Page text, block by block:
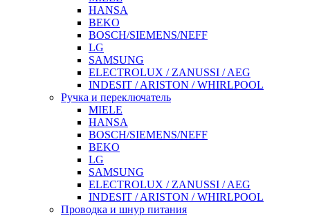
HANSA
BEKO
BOSCH/SIEMENS/NEFF
LG
SAMSUNG
ELECTROLUX / ZANUSSI / AEG
INDESIT / ARISTON / WHIRLPOOL
Ручка и переключатель
MIELE
HANSA
BOSCH/SIEMENS/NEFF
BEKO
LG
SAMSUNG
ELECTROLUX / ZANUSSI / AEG
INDESIT / ARISTON / WHIRLPOOL
Проводка и шнур питания